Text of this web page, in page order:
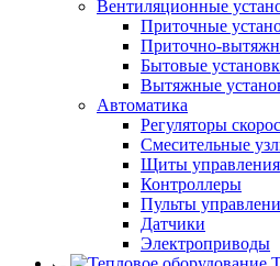
Вентиляционные
Приточные
Приточно-
Бытовые
Вытяжные
Автоматика
Регуляторы
Смесительные
Щиты управления
Контроллеры
Пульты
Датчики
Электроприводы